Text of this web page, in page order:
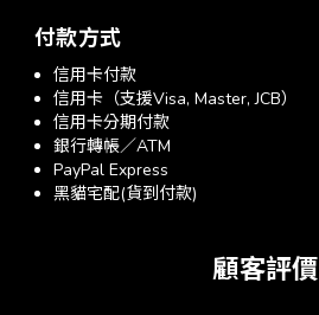
付款方式
信用卡付款
信用卡（支援Visa, Master, JCB）
信用卡分期付款
銀行轉帳／ATM
PayPal Express
黑貓宅配(貨到付款)
顧客評價